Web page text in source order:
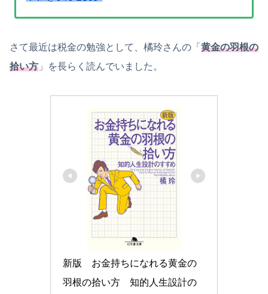
さて最近は税金の勉強として、橘玲さんの「 黄金の羽根の
拾い方 」を長らく読んでいました。
新版　お金持ちになれる黄金の
羽根の拾い方　知的人生設計の